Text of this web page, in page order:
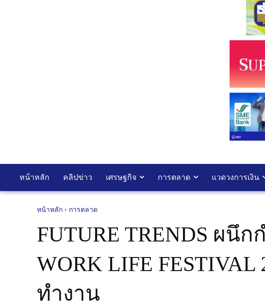
หน้าหลัก คลิปข่าว เศรษฐกิจ การตลาด แวดวงการเงิน
หน้าหลัก การตลาด
FUTURE TRENDS ผนึ
WORK LIFE
ทำงาน